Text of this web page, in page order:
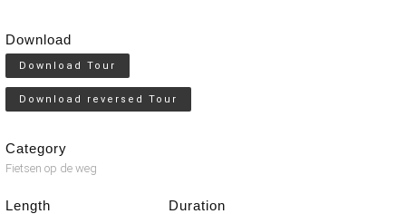
Download
Download Tour
Download reversed Tour
Category
Fietsen op de weg
Length Duration